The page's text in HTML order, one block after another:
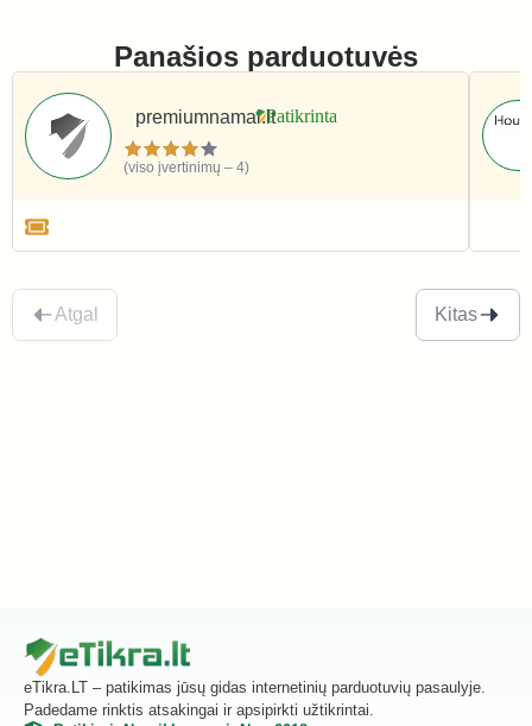
Panašios parduotuvės
premiumnamai.lt
(viso įvertinimų – 4)
Atgal Kitas
eTikra.LT – patikimas jūsų gidas internetinių parduotuvių pasaulyje.
Padedame rinktis atsakingai ir apsipirkti užtikrintai.